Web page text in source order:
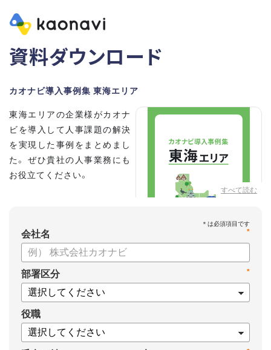
資料ダウンロード
カオナビ導入事例集 東海エリア
すべて読む
東海エリアの企業様がカオナ
ビを導入して人事課題の解決
を実現した事例をまとめまし
た。 ぜひ貴社の人事業務にも
お役立てください。
*
会社名
*
部署区分
役職